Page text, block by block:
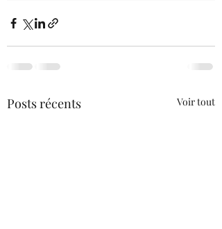
Posts récents Voir tout